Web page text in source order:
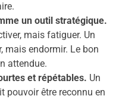
un outil stratégique.
mais fatiguer. Un
mais endormir. Le bon
attendue.
et répétables. Un
pouvoir être reconnu en